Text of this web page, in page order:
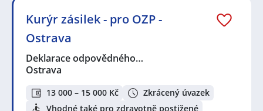
Kurýr zásilek - pro OZP -
Ostrava
Deklarace odpovědného…
Ostrava
13 000 – 15 000 Kč
Zkrácený úvazek
Vhodné také pro zdravotně postižené